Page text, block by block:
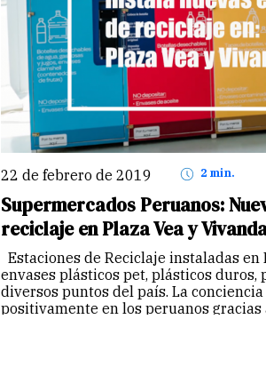
22 de febrero de 2019 2 min.
Supermercados Peruanos:
reciclaje en Plaza Vea y
Estaciones de Reciclaje instaladas en
envases plásticos pet, plásticos duros,
diversos puntos del país. La
positivamente en los peruanos